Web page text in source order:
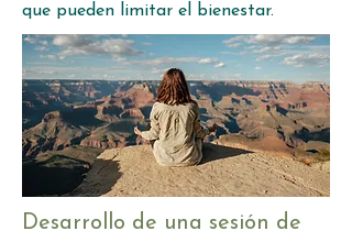
que pueden limitar el bienestar.
Desarrollo de una sesión de